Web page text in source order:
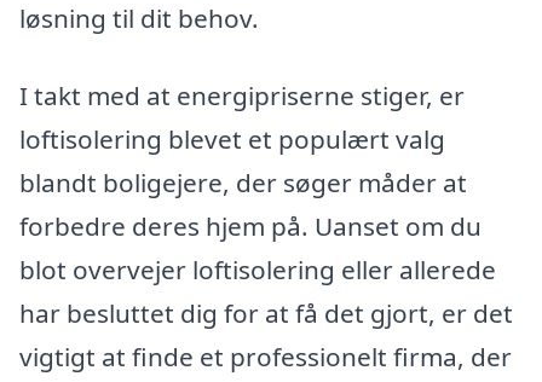
løsning til dit behov.
I takt med at energipriserne stiger, er
loftisolering blevet et populært valg
blandt boligejere, der søger måder at
forbedre deres hjem på. Uanset om du
blot overvejer loftisolering eller allerede
har besluttet dig for at få det gjort, er det
vigtigt at finde et professionelt firma, der